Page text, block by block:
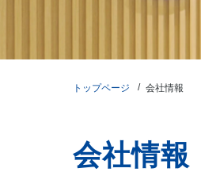
トップページ 会社情報
会社情報